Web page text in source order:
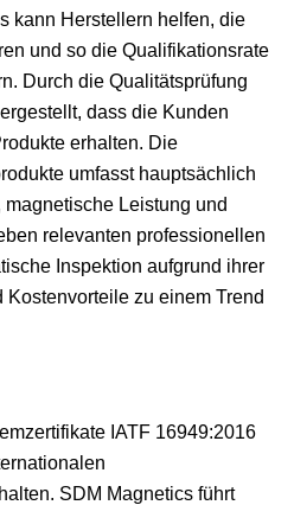
kann Herstellern helfen, die
und so die Qualifikationsrate
Durch die Qualitätsprüfung
dass die Kunden
erhalten. Die
umfasst hauptsächlich
Leistung und
relevanten professionellen
Inspektion aufgrund ihrer
zu einem Trend
IATF 16949:2016
SDM Magnetics führt